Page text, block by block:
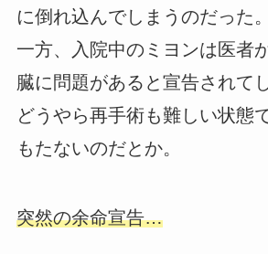
に倒れ込んでしまうのだった。
一方、入院中のミヨンは医者
臓に問題があると宣告されて
どうやら再手術も難しい状態
もたないのだとか。
突然の余命宣告…